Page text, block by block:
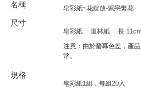
名稱 皂彩紙~花綻放-紫戀繁花
尺寸
皂彩紙 道林紙 長
注意：由於螢幕色差，產
常。
規格
皂彩紙1組，每組20入